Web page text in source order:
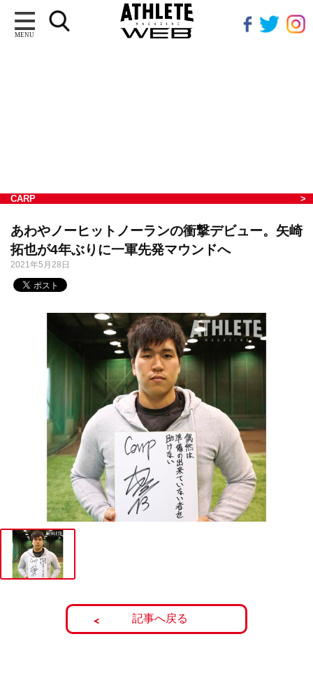
MENU
CARP
あわやノーヒットノーランの衝撃デビュー。矢崎
拓也が4年ぶりに一軍先発マウンドへ
2021年5月28日
記事へ戻る